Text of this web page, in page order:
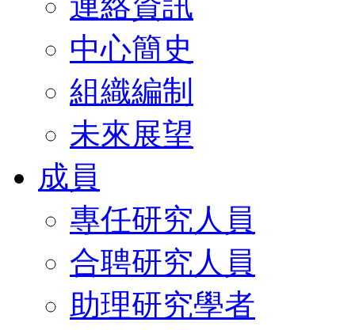
中心簡史
組織編制
未來展望
成員
專任研究人員
合聘研究人員
助理研究學者